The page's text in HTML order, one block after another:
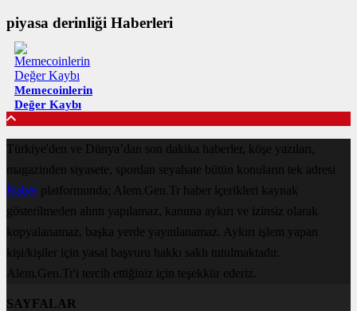
piyasa derinliği Haberleri
Memecoinlerin
Değer Kaybı
Türkiye'den ve Dünya’dan son dakika haberler, köşe yazıları,
magazinden siyasete, spordan seyahate bütün konuların tek adresi
Haberplatformunda; Alem.Gen.Tr haber içerikleri kaynak
gösterilmeden alıntı yapılamaz, kanuna aykırı ve izinsiz olarak
kopyalanamaz, başka yerde yayınlanamaz. Aykırı işlem yapan
kişi/kişiler için yasal başvuru hakkı saklı tutulmaktadır.
Alem.Gen.Tr'i tercih ettiğiniz için teşekkür ederiz.
SAYFALAR